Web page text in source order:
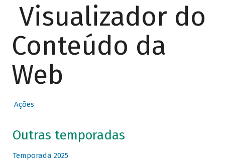
Visualizador do
Conteúdo da
Web
Ações
Outras temporadas
Temporada 2025